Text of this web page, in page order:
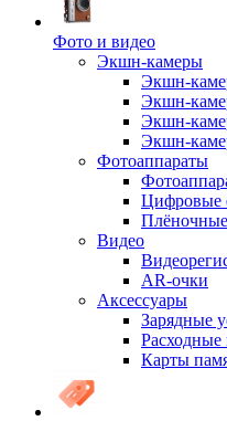
Фото и видео
Экшн-камеры
Экшн-
Экшн-
Экшн-
Экшн-
Фотоаппараты
Цифровые
Видео
AR-очки
Аксессуары
Зарядные
Расходные
Карты